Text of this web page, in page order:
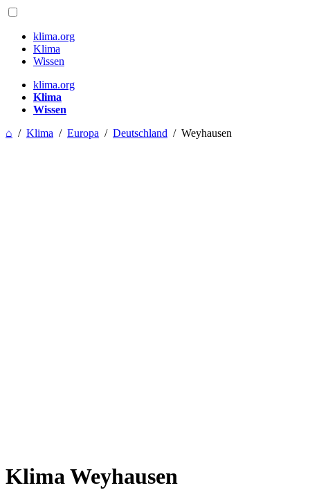
klima.org
Klima
Wissen
klima.org
Klima
Wissen
⌂ / Klima / Europa / Deutschland / Weyhausen
Klima Weyhausen